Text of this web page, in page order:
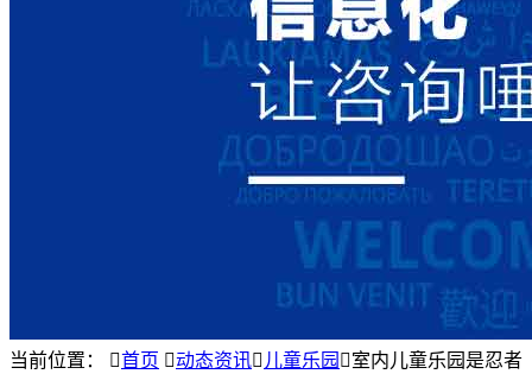
当前位置： 首页 动态资讯 儿童乐园 室内儿童乐园是忍者